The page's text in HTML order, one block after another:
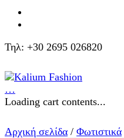
Τηλ: +30 2695 026820
…
Loading cart contents...
Αρχική σελίδα / Φωτιστικά